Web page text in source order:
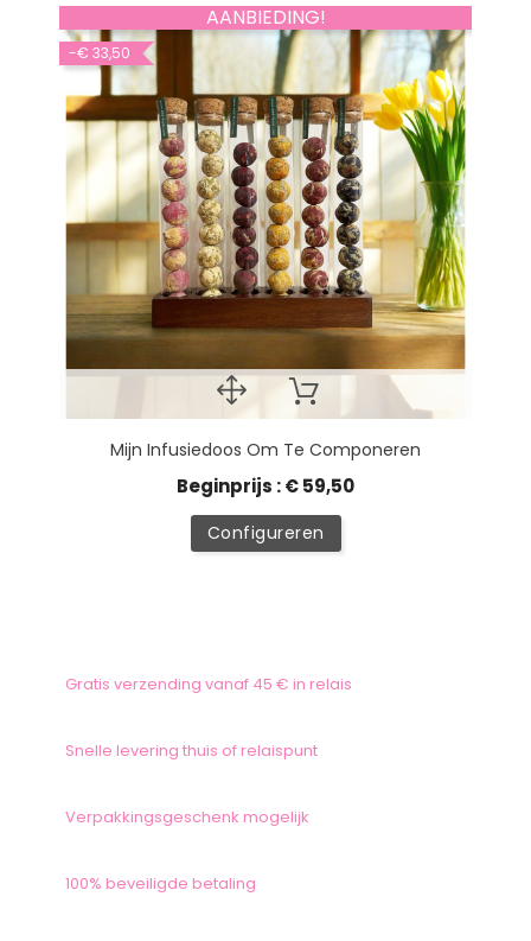
Mijn Infusiedoos Om Te Componeren
Beginprijs : € 59,50
Configureren
AANBIEDING!
-€ 33,50
Gratis verzending vanaf 45 € in relais
Snelle levering thuis of relaispunt
Verpakkingsgeschenk mogelijk
100% beveiligde betaling